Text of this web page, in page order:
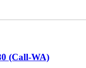
(Call-WA)